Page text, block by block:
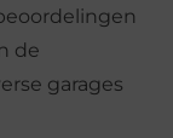
de
garages